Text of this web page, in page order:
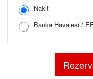
Şifreyi Tekrar Girin
Nakit
Banka Havalesi /